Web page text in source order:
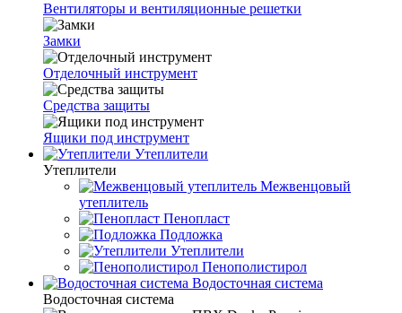
Вентиляторы и вентиляционные решетки
Замки
Отделочный инструмент
Средства защиты
Ящики под инструмент
Утеплители
Утеплители
Межвенцовый
утеплитель
Пенопласт
Подложка
Утеплители
Пенополистирол
Водосточная система
Водосточная система